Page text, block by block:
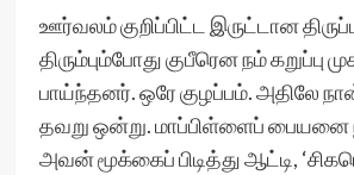
ஊர்வலம் குறிப்பிட்ட இருட்டான
திரும்பும்போது குபீரென நம் கறுப்பு
பாய்ந்தனர். ஒரே குழப்பம். அதிலே
தவறு ஒன்று. மாப்பிள்ளைப்
அவன் மூக்கைப் பிடித்து ஆட்டி,